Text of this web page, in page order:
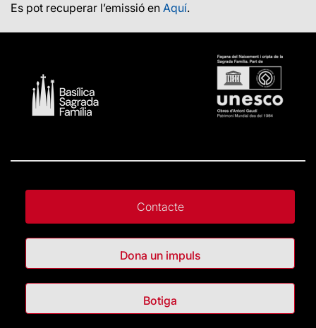
Es pot recuperar l’emissió en Aquí.
Contacte
Dona un impuls
Botiga